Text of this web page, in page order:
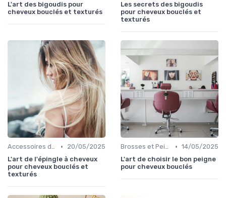
L'art des bigoudis pour
cheveux bouclés et texturés
Les secrets des bigoudis
pour cheveux bouclés et
texturés
Accessoires de Coiffure pour Cheveux Texturés •
20/05/2025
L'art de l'épingle à cheveux
pour cheveux bouclés et
texturés
Brosses et Peignes Spéciaux • 14/05/2025
L'art de choisir le bon peigne
pour cheveux bouclés